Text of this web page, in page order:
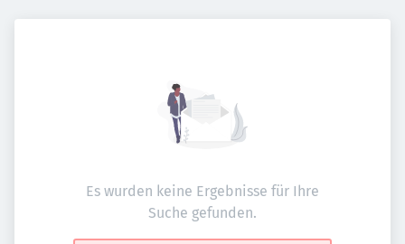
Es wurden keine Ergebnisse für Ihre
Suche gefunden.